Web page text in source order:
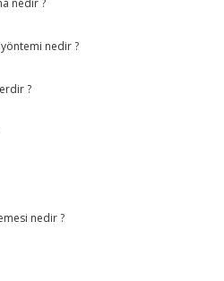
nedir ?
nedir ?
?
nedir ?